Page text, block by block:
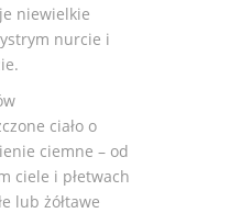
niewielkie
nurcie i
ciało o
ciemne – od
ciele i płetwach
lub żółtawe